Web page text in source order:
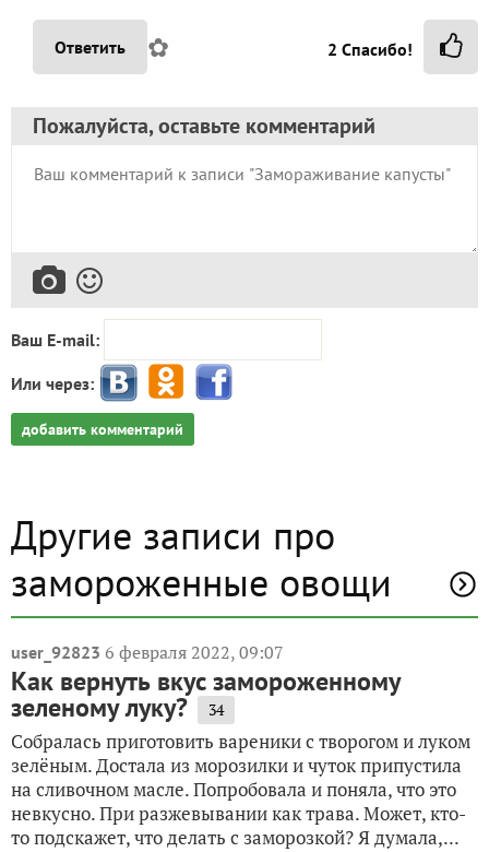
Ответить ✿ 2 Спасибо!
Пожалуйста, оставьте комментарий
Ваш E-mail:
Или через:
добавить комментарий
Другие записи про
замороженные овощи
user_92823 6 февраля 2022, 09:07
Как вернуть вкус замороженному
зеленому луку? 34
Собралась приготовить вареники с творогом и луком
зелёным. Достала из морозилки и чуток припустила
на сливочном масле. Попробовала и поняла, что это
невкусно. При разжевывании как трава. Может, кто-
то подскажет, что делать с заморозкой? Я думала,...